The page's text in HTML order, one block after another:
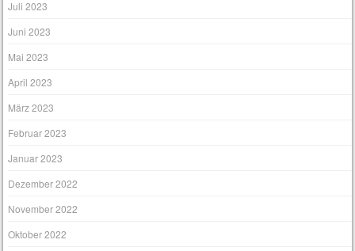
Juli 2023
Juni 2023
Mai 2023
April 2023
März 2023
Februar 2023
Januar 2023
Dezember 2022
November 2022
Oktober 2022